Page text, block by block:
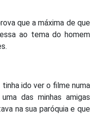
que a máxima de que
ao tema do homem
ido ver o filme numa
das minhas amigas
na sua paróquia e que